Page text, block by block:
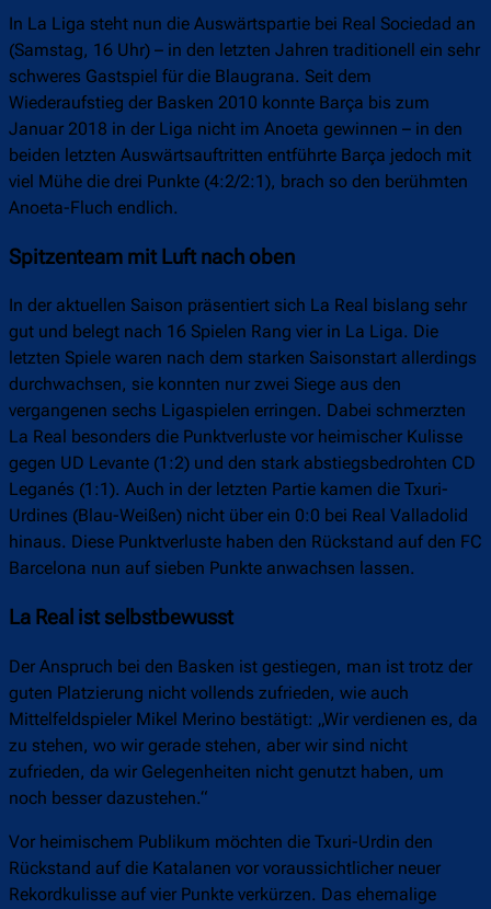
In La Liga steht nun die Auswärtspartie bei Real Sociedad an
(Samstag, 16 Uhr) – in den letzten Jahren traditionell ein sehr
schweres Gastspiel für die Blaugrana. Seit dem
Wiederaufstieg der Basken 2010 konnte Barça bis zum
Januar 2018 in der Liga nicht im Anoeta gewinnen – in den
beiden letzten Auswärtsauftritten entführte Barça jedoch mit
viel Mühe die drei Punkte (4:2/2:1), brach so den berühmten
Anoeta-Fluch endlich.
Spitzenteam mit Luft nach oben
In der aktuellen Saison präsentiert sich La Real bislang sehr
gut und belegt nach 16 Spielen Rang vier in La Liga. Die
letzten Spiele waren nach dem starken Saisonstart allerdings
durchwachsen, sie konnten nur zwei Siege aus den
vergangenen sechs Ligaspielen erringen. Dabei schmerzten
La Real besonders die Punktverluste vor heimischer Kulisse
gegen UD Levante (1:2) und den stark abstiegsbedrohten CD
Leganés (1:1). Auch in der letzten Partie kamen die Txuri-
Urdines (Blau-Weißen) nicht über ein 0:0 bei Real Valladolid
hinaus. Diese Punktverluste haben den Rückstand auf den FC
Barcelona nun auf sieben Punkte anwachsen lassen.
La Real ist selbstbewusst
Der Anspruch bei den Basken ist gestiegen, man ist trotz der
guten Platzierung nicht vollends zufrieden, wie auch
Mittelfeldspieler Mikel Merino bestätigt: „Wir verdienen es, da
zu stehen, wo wir gerade stehen, aber wir sind nicht
zufrieden, da wir Gelegenheiten nicht genutzt haben, um
noch besser dazustehen.“
Vor heimischem Publikum möchten die Txuri-Urdin den
Rückstand auf die Katalanen vor voraussichtlicher neuer
Rekordkulisse auf vier Punkte verkürzen. Das ehemalige